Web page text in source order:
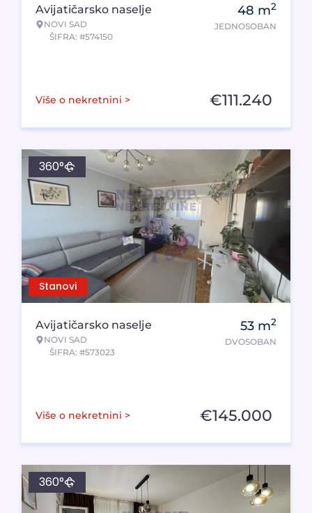
Avijatičarsko naselje
NOVI SAD
ŠIFRA: #574150
48 m2
JEDNOSOBAN
Više o nekretnini > €111.240
Stanovi
360°
Avijatičarsko naselje
NOVI SAD
ŠIFRA: #573023
53 m2
DVOSOBAN
Više o nekretnini > €145.000
360°